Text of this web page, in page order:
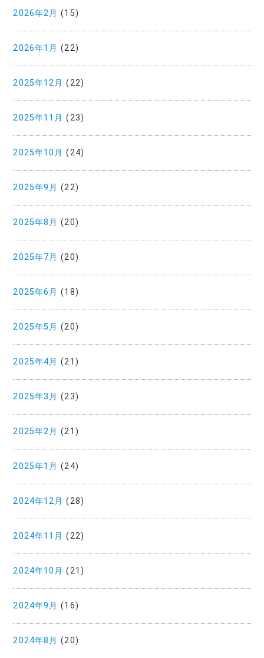
2026年2月 (15)
2026年1月 (22)
2025年12月 (22)
2025年11月 (23)
2025年10月 (24)
2025年9月 (22)
2025年8月 (20)
2025年7月 (20)
2025年6月 (18)
2025年5月 (20)
2025年4月 (21)
2025年3月 (23)
2025年2月 (21)
2025年1月 (24)
2024年12月 (28)
2024年11月 (22)
2024年10月 (21)
2024年9月 (16)
2024年8月 (20)